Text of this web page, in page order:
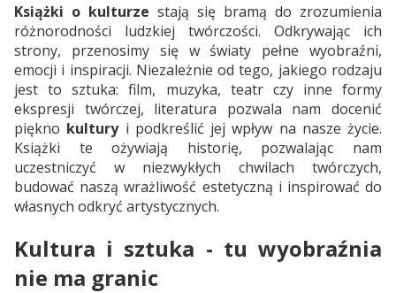
Książki o kulturze stają się bramą do zrozumienia
różnorodności ludzkiej twórczości. Odkrywając ich
strony, przenosimy się w światy pełne wyobraźni,
emocji i inspiracji. Niezależnie od tego, jakiego rodzaju
jest to sztuka: film, muzyka, teatr czy inne formy
ekspresji twórczej, literatura pozwala nam docenić
piękno kulturyi podkreślić jej wpływ na nasze życie.
Książki te ożywiają historię, pozwalając nam
uczestniczyć w niezwykłych chwilach twórczych,
budować naszą wrażliwość estetyczną i inspirować do
własnych odkryć artystycznych.
Kultura i sztuka - tu wyobraźnia
nie ma granic